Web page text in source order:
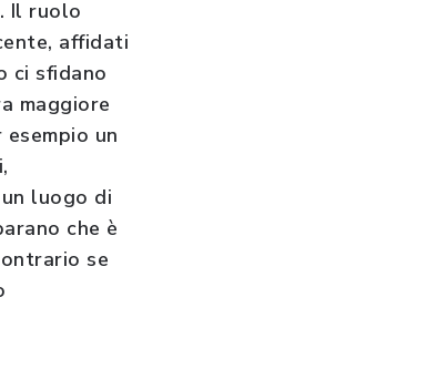
Il ruolo
affidati
ci sfidano
maggiore
un
luogo di
che è
se